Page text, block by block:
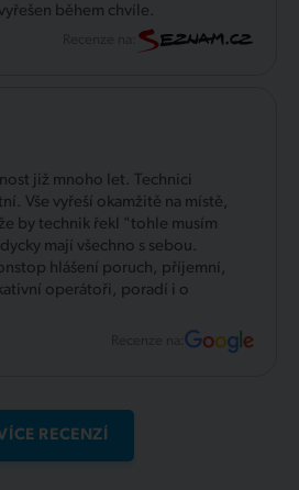
během chvíle.
již mnoho let. Technici
Vše vyřeší okamžitě na místě,
by technik řekl "tohle musím
mají všechno s sebou.
hlášení poruch, příjemní,
operátoři, poradí i o
Recenze na:
RECENZÍ